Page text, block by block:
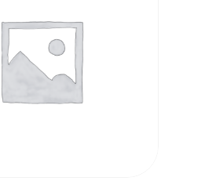
AÑADIR AL
CARRITO